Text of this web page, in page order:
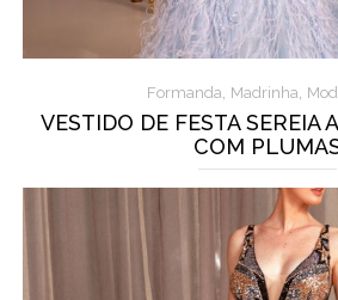
Formanda, Madrinha,
VESTIDO DE FESTA SEREIA
COM